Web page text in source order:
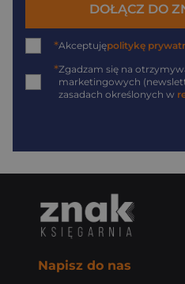
DOŁĄCZ DO
*Akceptujępolitykę
*Zgadzam się na
marketingowych
zasadach określonych w
Napisz do nas